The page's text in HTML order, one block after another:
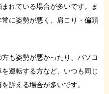
れている場合が多いです。ま
に姿勢が悪く、肩こり・偏頭
も姿勢が悪かったり、パソコ
運転する方など、いつも同じ
訴える場合が多いです。